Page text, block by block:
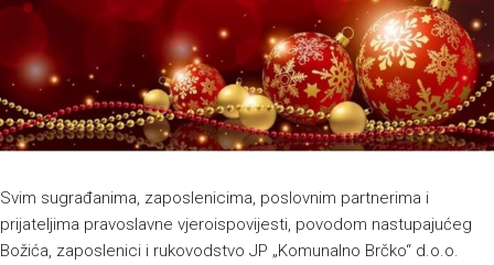
Svim sugrađanima, zaposlenicima, poslovnim partnerima i
prijateljima pravoslavne vjeroispovijesti, povodom nastupajućeg
Božića, zaposlenici i rukovodstvo JP „Komunalno Brčko“ d.o.o.